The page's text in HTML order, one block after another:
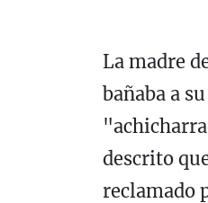
La madre
bañaba a
descrito
reclamado